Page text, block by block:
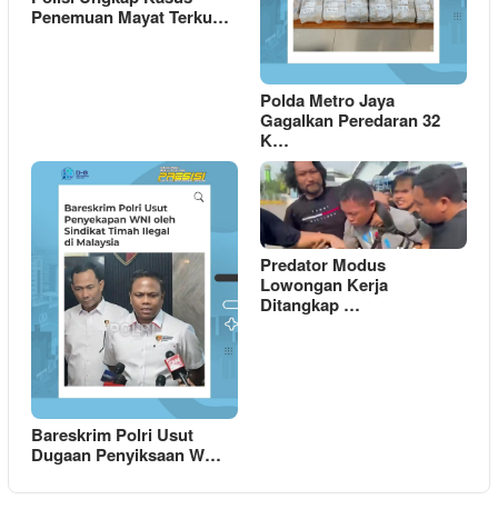
Penemuan Mayat Terku…
Polda Metro Jaya
Gagalkan Peredaran 32
K…
Bareskrim Polri Usut
Dugaan Penyiksaan W…
Predator Modus
Lowongan Kerja
Ditangkap …